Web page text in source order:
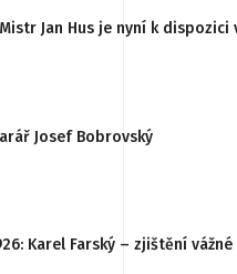
Jan Hus je nyní k
Josef Bobrovský
Karel Farský – zjištění